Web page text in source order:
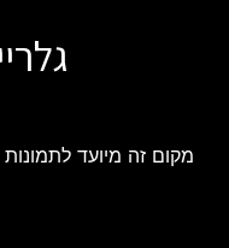
מקום זה מיועד